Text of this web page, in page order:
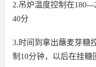
2.吊炉温度控制在
40分
3.时间到拿出蘸麦芽糖
制10分钟，以后在挂糖